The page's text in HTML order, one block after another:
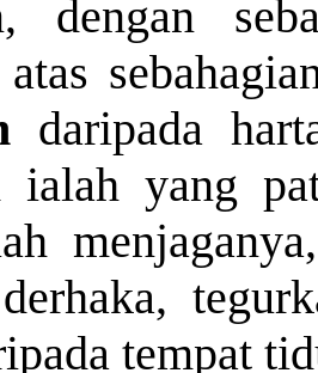
dengan
daripada
ialah yang
tempat